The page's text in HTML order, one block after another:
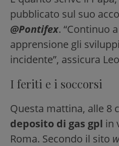
pubblicato sul suo
@Pontifex. “Continuo
apprensione gli
incidente”, assicura
I feriti e i soccorsi
Questa mattina, alle 8
deposito di gas gpl in
Roma. Secondo il sito